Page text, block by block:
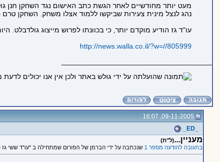
מעט יותר מחודשיים לאחר הגשת כתב האישום נגד השחקן חנן
נהג לנצל מינית צעירות שביקשו ללמוד אצלו משחק. השחקן
עו"ד גז הודיע מוקדם יותר, כי בכוונתו לפרוש מייצוג
http://news.walla.co.il/?w=//805999
09-11-2005, 16:07
מעניין...(ל"ת)
בתגובה להודעה מספר 1
שנכתבה על ידי הברמן של הפורום שמתחילה ב "עו"ד ששי גז